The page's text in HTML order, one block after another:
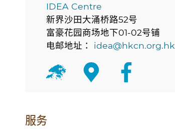
IDEA Centre
新界沙田大涌桥路52号
富豪花园商场地下01-02号铺
电邮地址： idea@hkcn.org.hk
服务